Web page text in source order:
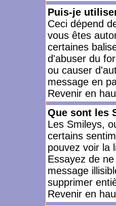
Puis-je
Ceci dépend
vous êtes
certaines
d'abuser du
ou causer
message en
Revenir en
Que sont les
Les Smileys,
certains
pouvez voir la
Essayez de
message
supprimer
Revenir en